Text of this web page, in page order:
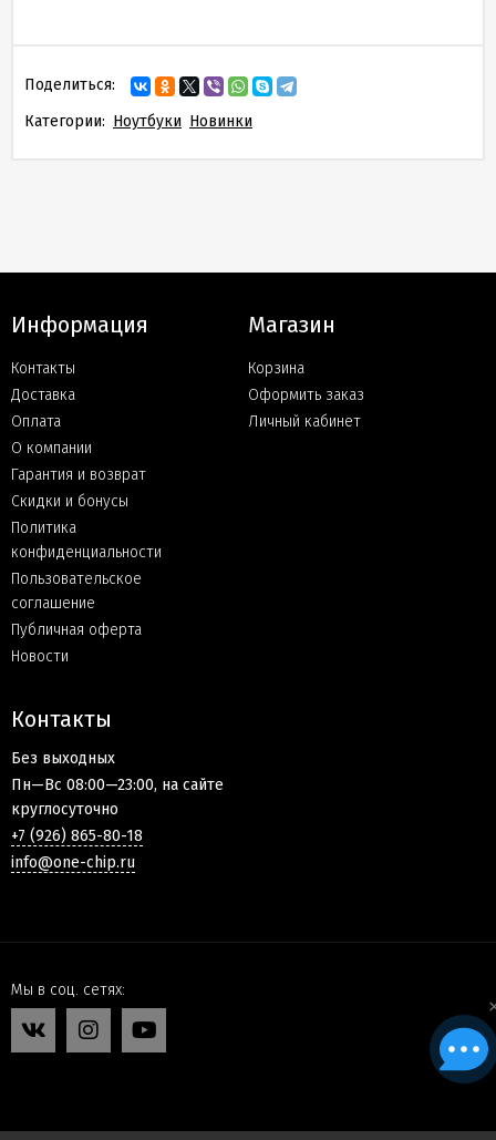
Поделиться:
Категории: Ноутбуки Новинки
Информация
Контакты
Доставка
Оплата
О компании
Гарантия и возврат
Скидки и бонусы
Политика
конфиденциальности
Пользовательское
соглашение
Публичная оферта
Новости
Магазин
Корзина
Оформить заказ
Личный кабинет
Контакты
Без выходных
Пн—Вс 08:00—23:00, на сайте
круглосуточно
+7 (926) 865-80-18
info@one-chip.ru
Мы в соц. сетях